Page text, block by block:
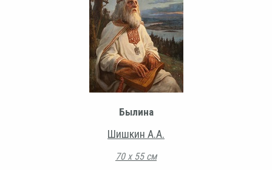
Былина
Шишкин А.А.
70 х 55 см